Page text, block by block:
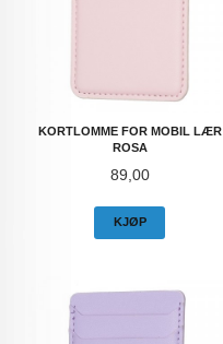
KORTLOMME FOR MOBIL LÆR
ROSA
Pris
89,00
KJØP